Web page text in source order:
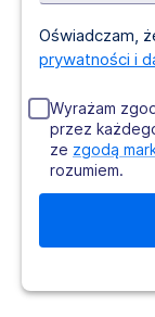
Oświadczam,
prywatności i
Wyrażam
przez
ze zgodą
rozumiem.